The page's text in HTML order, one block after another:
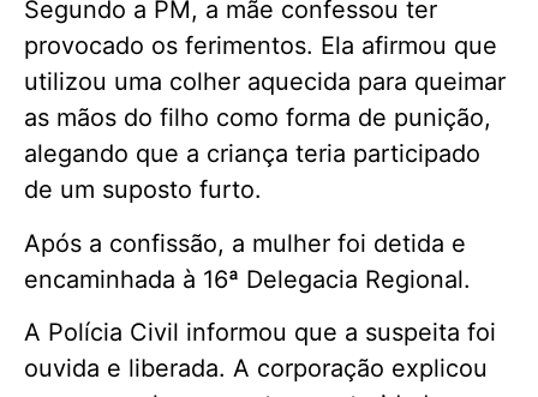
Segundo a PM, a mãe confessou ter
provocado os ferimentos. Ela afirmou que
utilizou uma colher aquecida para queimar
as mãos do filho como forma de punição,
alegando que a criança teria participado
de um suposto furto.
Após a confissão, a mulher foi detida e
encaminhada à 16ª Delegacia Regional.
A Polícia Civil informou que a suspeita foi
ouvida e liberada. A corporação explicou